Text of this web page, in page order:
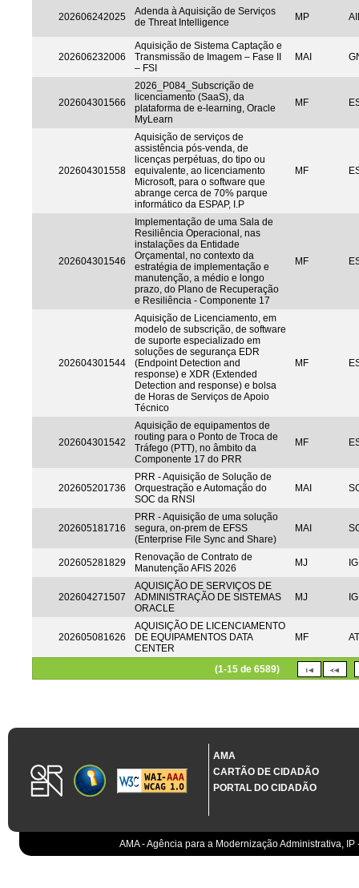
202606242025
Adenda à Aquisição de Serviços
de Threat Intelligence
MP
202606232006
Aquisição de Sistema Captação e
Transmissão de Imagem – Fase II
– FSI
MAI
202604301566
2026_P084_Subscrição de
licenciamento (SaaS), da
plataforma de e-learning, Oracle
MyLearn
MF
202604301558
Aquisição de serviços de
assistência pós-venda, de
licenças perpétuas, do tipo ou
equivalente, ao licenciamento
Microsoft, para o software que
abrange cerca de 70% parque
informático da ESPAP, I.P
MF
202604301546
Implementação de uma Sala de
Resiliência Operacional, nas
instalações da Entidade
Orçamental, no contexto da
estratégia de implementação e
manutenção, a médio e longo
prazo, do Plano de Recuperação
e Resiliência - Componente 17
MF
202604301544
Aquisição de Licenciamento, em
modelo de subscrição, de software
de suporte especializado em
soluções de segurança EDR
(Endpoint Detection and
response) e XDR (Extended
Detection and response) e bolsa
de Horas de Serviços de Apoio
Técnico
MF
202604301542
Aquisição de equipamentos de
routing para o Ponto de Troca de
Tráfego (PTT), no âmbito da
Componente 17 do PRR
MF
202605201736
PRR - Aquisição de Solução de
Orquestração e Automação do
SOC da RNSI
MAI
202605181716
PRR - Aquisição de uma solução
segura, on-prem de EFSS
(Enterprise File Sync and Share)
MAI
202605281829
Renovação de Contrato de
Manutenção AFIS 2026
MJ
202604271507
AQUISIÇÃO DE SERVIÇOS DE
ADMINISTRAÇÃO DE SISTEMAS
ORACLE
MJ
202605081626
AQUISIÇÃO DE LICENCIAMENTO
DE EQUIPAMENTOS DATA
CENTER
MF AT
(1-15 de 6589)
AMA
CARTÃO DE CIDADÃO
PORTAL DO CIDADÃO
AMA - Agência para a Modernização Administrativa,